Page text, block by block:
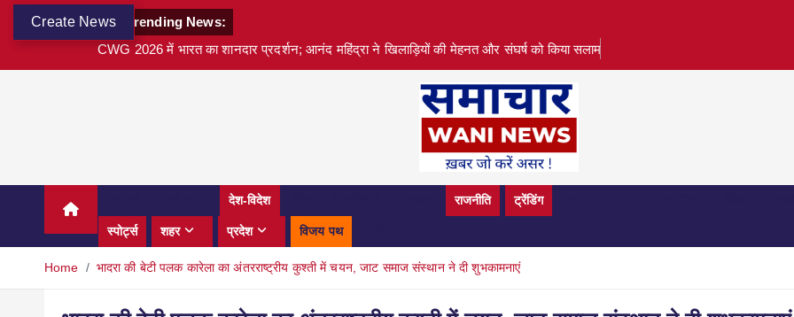
Create News
Trending News:
CWG 2026 में भारत का शानदार प्रदर्शन; आनंद महिंद्रा ने खिलाड़ियों की मेहनत और संघर्ष को किया सलाम
देश-विदेश राजनीति ट्रेंडिंग
स्पोर्ट्स शहर प्रदेश विजय पथ
Home भादरा की बेटी पलक कारेला का अंतरराष्ट्रीय कुश्ती में चयन, जाट समाज संस्थान ने दी शुभकामनाएं